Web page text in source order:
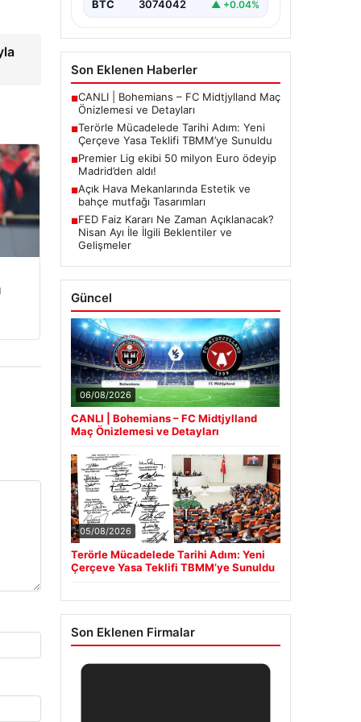
BTC 3074042 ▲ +0.04%
Son Eklenen Haberler
■CANLI | Bohemians – FC Midtjylland Maç
Önizlemesi ve Detayları
■Terörle Mücadelede Tarihi Adım: Yeni
Çerçeve Yasa Teklifi TBMM’ye Sunuldu
■Premier Lig ekibi 50 milyon Euro ödeyip
Madrid’den aldı!
■Açık Hava Mekanlarında Estetik ve
bahçe mutfağı Tasarımları
■FED Faiz Kararı Ne Zaman Açıklanacak?
Nisan Ayı İle İlgili Beklentiler ve
Gelişmeler
Güncel
06/08/2026
CANLI | Bohemians – FC Midtjylland
Maç Önizlemesi ve Detayları
05/08/2026
Terörle Mücadelede Tarihi Adım: Yeni
Çerçeve Yasa Teklifi TBMM’ye Sunuldu
Son Eklenen Firmalar